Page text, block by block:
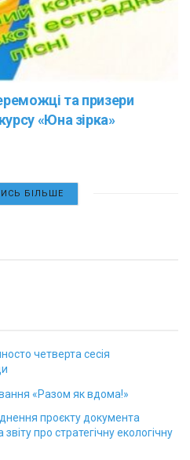
та призери
«Юна зірка»
БІЛЬШЕ
четверта сесія
«Разом як вдома!»
проєкту документа
про стратегічну екологічну